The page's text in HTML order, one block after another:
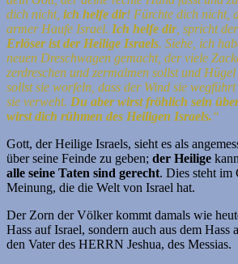
dich nicht, ich helfe dir! Fürchte dich nicht,
armer Haufe Israel. Ich helfe dir, spricht
Erlöser ist der Heilige Israels. Siehe, ich
neuen Dreschwagen gemacht, der viele
zerdreschen und zermalmen sollst und
sollst sie worfeln, dass der Wind sie
sie verweht. Du aber wirst fröhlich sein
wirst dich rühmen des Heiligen Israels.“
Gott, der Heilige Israels, sieht es als
über seine Feinde zu geben; der Heilige
alle seine Taten sind gerecht. Dies steht im
Meinung, die die Welt von Israel hat.
Der Zorn der Völker kommt damals wie
Hass auf Israel, sondern auch aus dem Hass
den Vater des HERRN Jeshua, des Messias.